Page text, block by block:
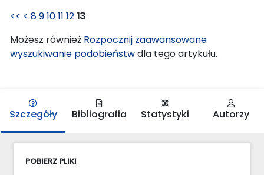
<< < 891011 1213
Możesz również Rozpocznij zaawansowane
wyszukiwanie podobieństwdla tego artykułu.
Szczegóły Bibliografia Statystyki Autorzy
POBIERZ PLIKI